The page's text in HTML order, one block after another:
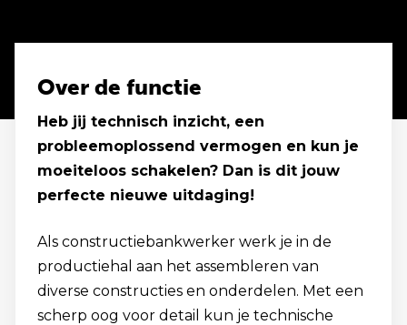
Over de functie
Heb jij technisch inzicht, een
probleemoplossend vermogen en kun je
moeiteloos schakelen? Dan is dit jouw
perfecte nieuwe uitdaging!
Als constructiebankwerker werk je in de
productiehal aan het assembleren van
diverse constructies en onderdelen. Met een
scherp oog voor detail kun je technische